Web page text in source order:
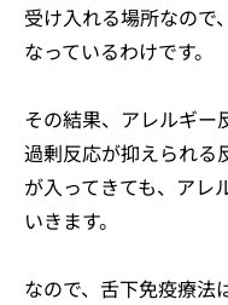
受け入れる場所なので
なっているわけです。
その結果、アレルギー
過剰反応が抑えられる
が入ってきても、アレ
いきます。
なので、舌下免疫療法